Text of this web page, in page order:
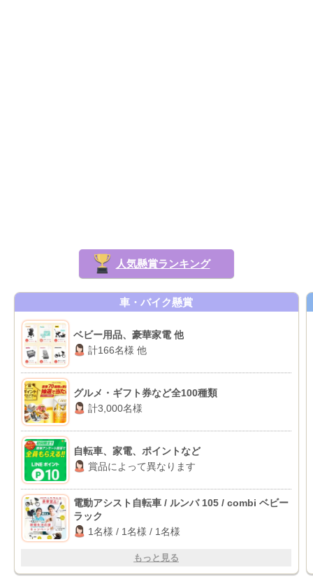
人気懸賞ランキング
車・バイク懸賞
ベビー用品、豪華家電 他
計166名様 他
グルメ・ギフト券など全100種類
計3,000名様
自転車、家電、ポイントなど
賞品によって異なります
電動アシスト自転車 / ルンバ 105 / combi ベビー
ラック
1名様 / 1名様 / 1名様
もっと見る